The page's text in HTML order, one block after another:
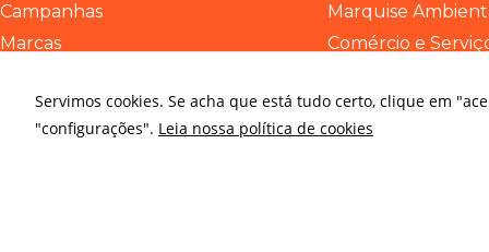
Campanhas
Marcas
Contato
Relatório de transparência e
Marquise
Comércio e
Servimos cookies. Se acha que está tudo certo, clique em
"configurações". Leia nossa política de cookies